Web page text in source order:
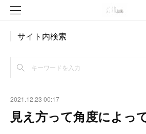
サイト内検索
2021.12.23 00:17
見え方って角度によっ